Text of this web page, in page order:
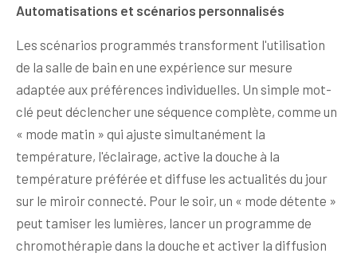
Automatisations et scénarios personnalisés
Les scénarios programmés transforment l'utilisation
de la salle de bain en une expérience sur mesure
adaptée aux préférences individuelles. Un simple mot-
clé peut déclencher une séquence complète, comme un
« mode matin » qui ajuste simultanément la
température, l'éclairage, active la douche à la
température préférée et diffuse les actualités du jour
sur le miroir connecté. Pour le soir, un « mode détente »
peut tamiser les lumières, lancer un programme de
chromothérapie dans la douche et activer la diffusion